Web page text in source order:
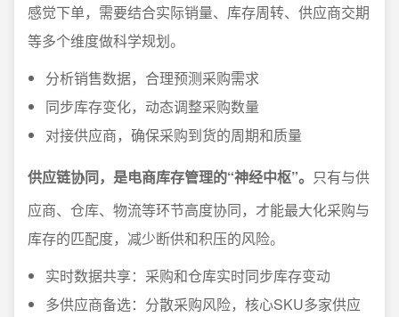
感觉下单，需要结合实际销量、库存周转、供应商交期
等多个维度做科学规划。
分析销售数据，合理预测采购需求
同步库存变化，动态调整采购数量
对接供应商，确保采购到货的周期和质量
供应链协同，是电商库存管理的“神经中枢”。 只有与供
应商、仓库、物流等环节高度协同，才能最大化采购与
库存的匹配度，减少断供和积压的风险。
实时数据共享：采购和仓库实时同步库存变动
多供应商备选：分散采购风险，核心SKU多家供应